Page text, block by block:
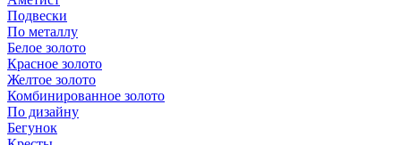
Подвески
По металлу
Белое золото
Красное золото
Желтое золото
Комбинированное золото
По дизайну
Бегунок